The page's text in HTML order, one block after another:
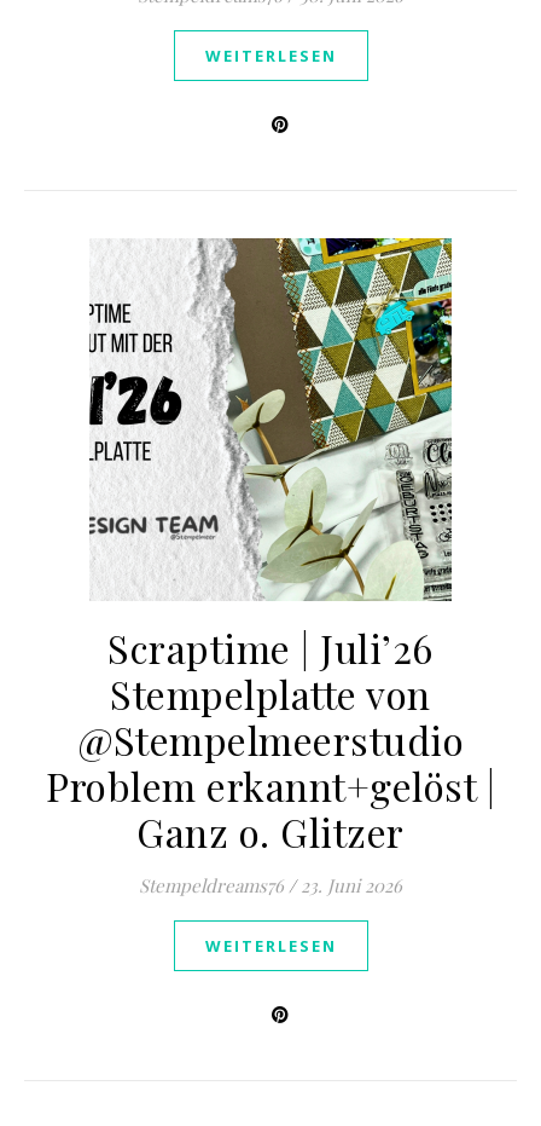
WEITERLESEN
Scraptime | Juli’26
Stempelplatte von
@Stempelmeerstudio
Problem erkannt+gelöst |
Ganz o. Glitzer
Stempeldreams76 / 23. Juni 2026
WEITERLESEN